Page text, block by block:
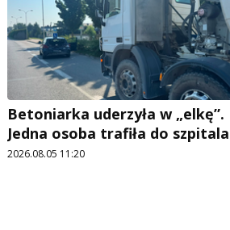
Betoniarka uderzyła w „elkę”.
Jedna osoba trafiła do szpitala
2026.08.05 11:20